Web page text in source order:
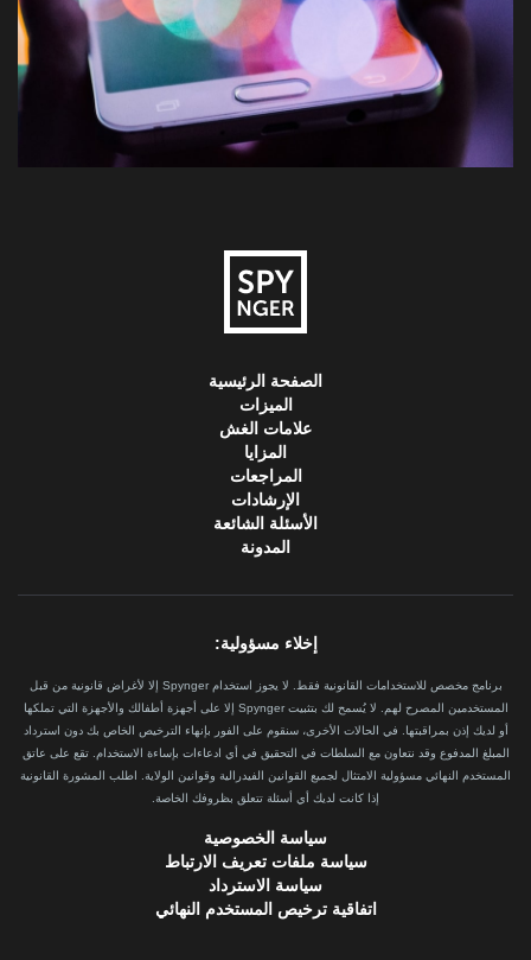
الصفحة الرئيسية
الميزات
علامات الغش
المزايا
المراجعات
الإرشادات
الأسئلة الشائعة
المدونة
إخلاء مسؤولية:
برنامج مخصص للاستخدامات القانونية فقط. لا يجوز استخدام Spynger إلا لأغراض قانونية من قبل
المستخدمين المصرح لهم. لا يُسمح لك بتثبيت Spynger إلا على أجهزة أطفالك والأجهزة التي تملكها
أو لديك إذن بمراقبتها. في الحالات الأخرى، سنقوم على الفور بإنهاء الترخيص الخاص بك دون استرداد
المبلغ المدفوع وقد نتعاون مع السلطات في التحقيق في أي ادعاءات بإساءة الاستخدام. تقع على عاتق
المستخدم النهائي مسؤولية الامتثال لجميع القوانين الفيدرالية وقوانين الولاية. اطلب المشورة القانونية
إذا كانت لديك أي أسئلة تتعلق بظروفك الخاصة.
سياسة الخصوصية
سياسة ملفات تعريف الارتباط
سياسة الاسترداد
اتفاقية ترخيص المستخدم النهائي